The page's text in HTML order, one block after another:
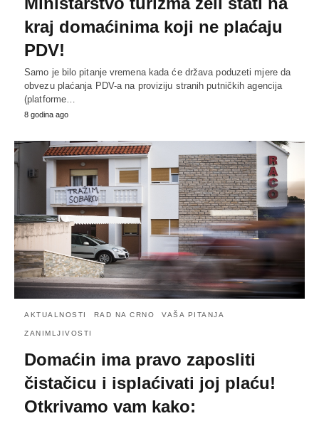
kraj domaćinima koji ne plaćaju
PDV!
Samo je bilo pitanje vremena kada će država poduzeti mjere da
obvezu plaćanja PDV-a na proviziju stranih putničkih agencija
(platforme…
8 godina ago
AKTUALNOSTI RAD NA CRNO VAŠA PITANJA
ZANIMLJIVOSTI
Domaćin ima pravo zaposliti
čistačicu i isplaćivati joj plaću!
Otkrivamo vam kako: